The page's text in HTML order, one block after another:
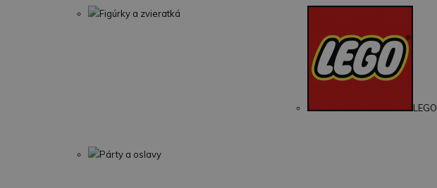
Figúrky a zvieratká
LEGO
Párty a oslavy